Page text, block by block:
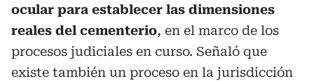
ocular para establecer las dimensiones
reales del cementerio, en el marco de los
procesos judiciales en curso. Señaló que
existe también un proceso en la jurisdicción